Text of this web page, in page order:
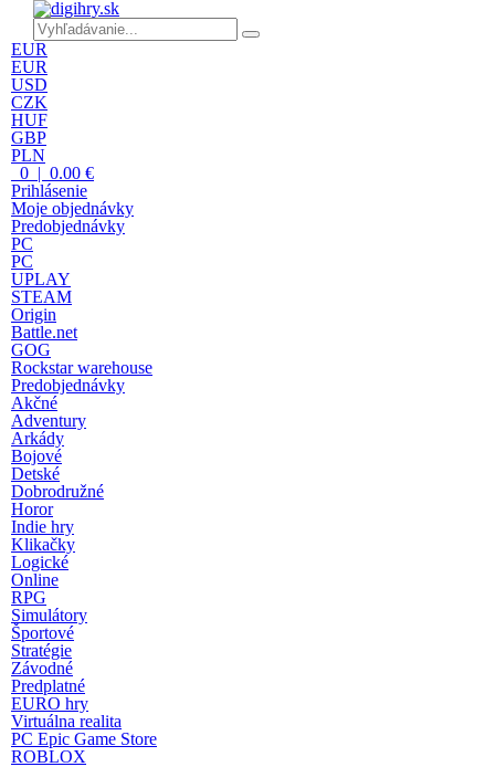
EUR
EUR
USD
CZK
HUF
GBP
PLN
0 | 0.00 €
Prihlásenie
Moje objednávky
Predobjednávky
PC
PC
UPLAY
STEAM
Origin
Battle.net
GOG
Rockstar warehouse
Predobjednávky
Akčné
Adventury
Arkády
Bojové
Detské
Dobrodružné
Horor
Indie hry
Klikačky
Logické
Online
RPG
Simulátory
Športové
Stratégie
Závodné
Predplatné
EURO hry
Virtuálna realita
PC Epic Game Store
ROBLOX